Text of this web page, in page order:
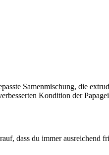
Samenmischung, die
Kondition der
dass du immer ausreichend